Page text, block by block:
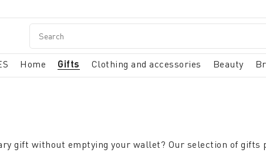
Home Gifts Clothing and accessories Beauty
gift without emptying your wallet? Our selection of gifts